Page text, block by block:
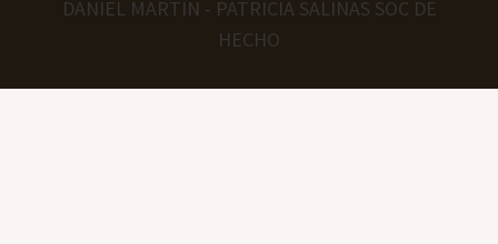
DANIEL MARTIN - PATRICIA SALINAS SOC DE
HECHO